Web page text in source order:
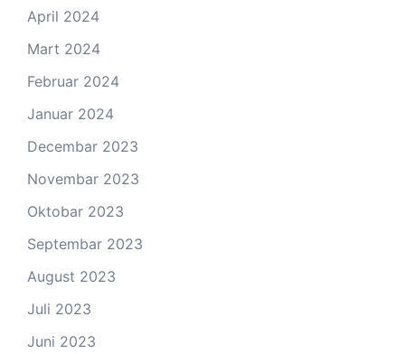
April 2024
Mart 2024
Februar 2024
Januar 2024
Decembar 2023
Novembar 2023
Oktobar 2023
Septembar 2023
August 2023
Juli 2023
Juni 2023